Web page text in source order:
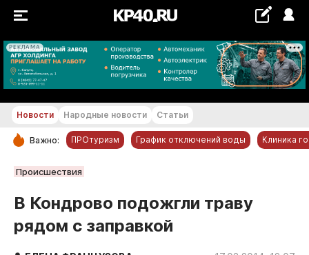
РЕКЛАМА
+19...+20 °С
РУБРИКИ
Новости компаний
Статьи
Новости Народные новости Статьи
Важно: ПРОтуризм График отключений воды Клиника
Происшествия
В Кондрово подожгли траву
рядом с заправкой